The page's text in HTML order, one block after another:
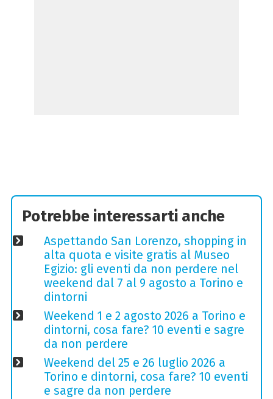
Potrebbe interessarti anche
Aspettando San Lorenzo, shopping in
alta quota e visite gratis al Museo
Egizio: gli eventi da non perdere nel
weekend dal 7 al 9 agosto a Torino e
dintorni
Weekend 1 e 2 agosto 2026 a Torino e
dintorni, cosa fare? 10 eventi e sagre
da non perdere
Weekend del 25 e 26 luglio 2026 a
Torino e dintorni, cosa fare? 10 eventi
e sagre da non perdere